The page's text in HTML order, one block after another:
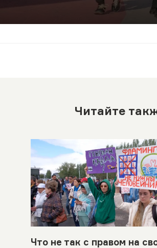
Читайте
Что не так с правом на